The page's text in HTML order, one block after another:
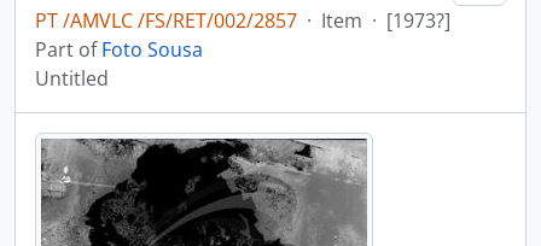
PT /AMVLC /FS/RET/002/2857 · Item · [1973?]
Part ofFoto Sousa
Untitled